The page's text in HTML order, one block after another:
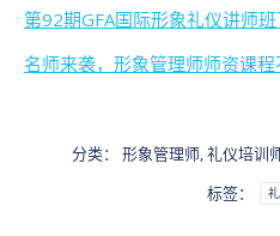
第92期GFA国际形象礼仪讲师
名师来袭，形象管理师师资课程
分类： 形象管理师 礼仪培训
标签：